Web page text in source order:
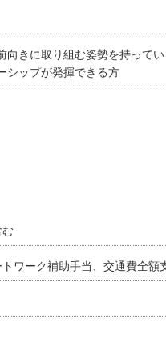
向きに取り組む姿勢を持って
シップが発揮できる方
む
トワーク補助手当、交通費全